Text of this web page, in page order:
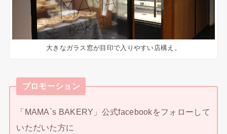
大きなガラス窓が目印で入りやすい店構え。
プロモーション
「MAMA`s BAKERY」公式facebookをフォローして
いただいた方に